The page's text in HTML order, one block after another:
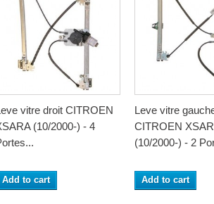
vitre droit CITROEN
(10/2000-) - 4
Add to cart
Leve vitre
CITROEN
(10/2000-) - 2
Add to cart